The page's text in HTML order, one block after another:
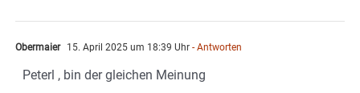
Obermaier 15. April 2025 um 18:39 Uhr - Antworten
Peterl , bin der gleichen Meinung